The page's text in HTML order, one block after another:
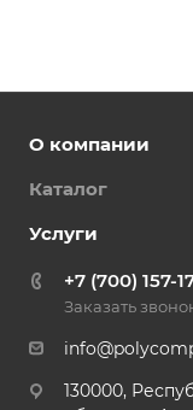
О компании
Каталог
Услуги
+7 (700) 157-
Заказать
130000,